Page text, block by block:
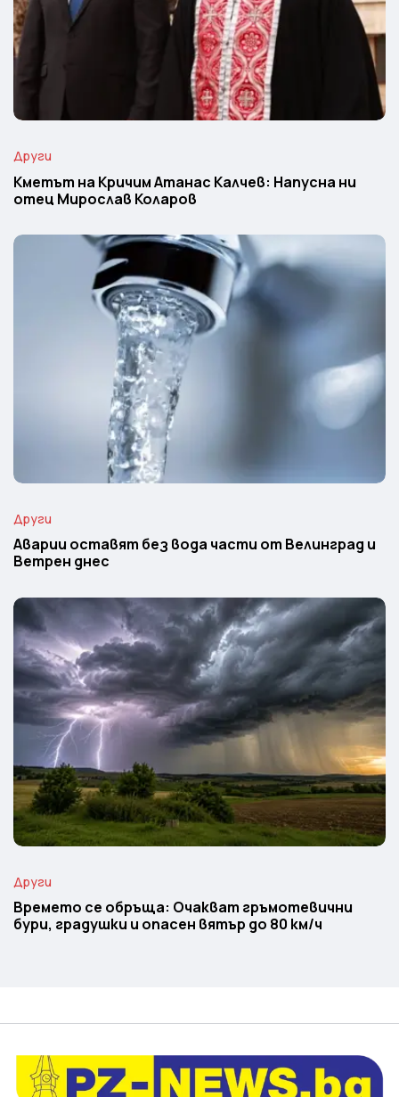
Други
Кметът на Кричим Атанас Калчев: Напусна ни
отец Мирослав Коларов
Други
Аварии оставят без вода части от Велинград и
Ветрен днес
Други
Времето се обръща: Очакват гръмотевични
бури, градушки и опасен вятър до 80 км/ч